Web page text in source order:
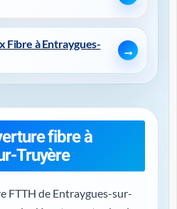
Fibre à Entraygues-
fibre à
Truyère
FTTH de Entraygues-sur-